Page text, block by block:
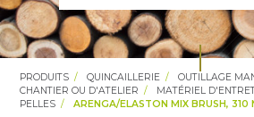
PRODUITS QUINCAILLERIE OUTILLAGE
CHANTIER OU D'ATELIER
MATÉRIEL
PELLES
ARENGA/ELASTON MIX BRUSH, 310